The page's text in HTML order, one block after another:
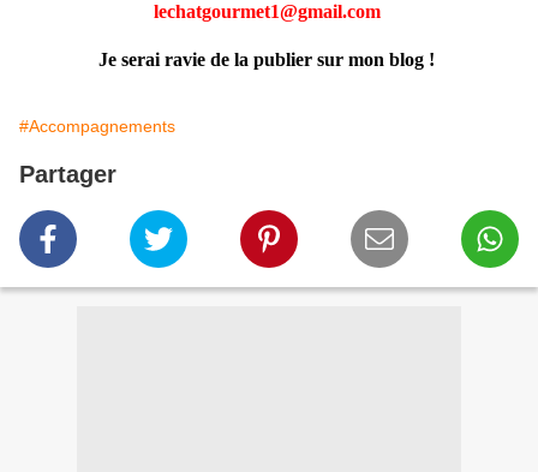
lechatgourmet1@gmail.com
Je serai ravie de la publier sur mon blog !
#Accompagnements
Partager